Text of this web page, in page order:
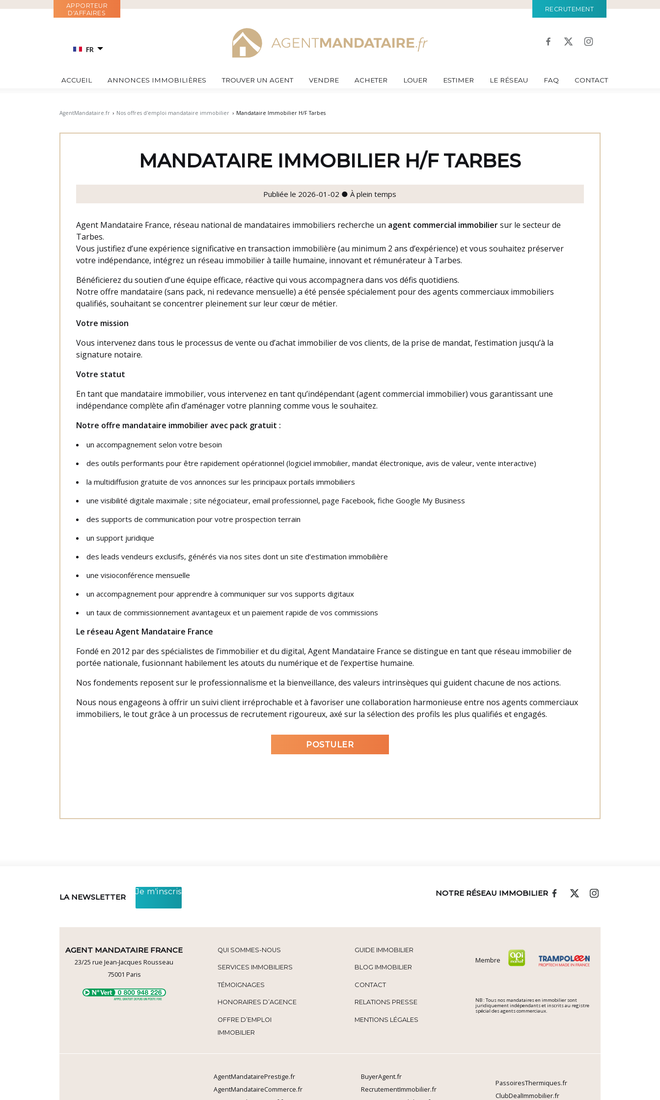
APPORTEUR
D'AFFAIRES
RECRUTEMENT
FR
RU
ACCUEIL ANNONCES IMMOBILIÈRES TROUVER UN AGENT VENDRE ACHETER LOUER ESTIMER LE RÉSEAU FAQ CONTACT
AgentMandataire.fr › Nos offres d'emploi mandataire immobilier › Mandataire Immobilier H/F Tarbes
MANDATAIRE IMMOBILIER H/F TARBES
Publiée le 2026-01-02 ● À plein temps
Agent Mandataire France, réseau national de mandataires immobiliers recherche un agent commercial immobiliersur le secteur de
Tarbes.
Vous justifiez d’une expérience significative en transaction immobilière (au minimum 2 ans d’expérience) et vous souhaitez préserver
votre indépendance, intégrez un réseau immobilier à taille humaine, innovant et rémunérateur à Tarbes.
Bénéficierez du soutien d’une équipe efficace, réactive qui vous accompagnera dans vos défis quotidiens.
Notre offre mandataire (sans pack, ni redevance mensuelle) a été pensée spécialement pour des agents commerciaux immobiliers
qualifiés, souhaitant se concentrer pleinement sur leur cœur de métier.
Votre mission
Vous intervenez dans tous le processus de vente ou d’achat immobilier de vos clients, de la prise de mandat, l’estimation jusqu’à la
signature notaire.
Votre statut
En tant que mandataire immobilier, vous intervenez en tant qu’indépendant (agent commercial immobilier) vous garantissant une
indépendance complète afin d’aménager votre planning comme vous le souhaitez.
Notre offre mandataire immobilier avec pack gratuit :
un accompagnement selon votre besoin
des outils performants pour être rapidement opérationnel (logiciel immobilier, mandat électronique, avis de valeur, vente interactive)
la multidiffusion gratuite de vos annonces sur les principaux portails immobiliers
une visibilité digitale maximale ; site négociateur, email professionnel, page Facebook, fiche Google My Business
des supports de communication pour votre prospection terrain
un support juridique
des leads vendeurs exclusifs, générés via nos sites dont un site d’estimation immobilière
une visioconférence mensuelle
un accompagnement pour apprendre à communiquer sur vos supports digitaux
un taux de commissionnement avantageux et un paiement rapide de vos commissions
Le réseau Agent Mandataire France
Fondé en 2012 par des spécialistes de l’immobilier et du digital, Agent Mandataire France se distingue en tant que réseau immobilier de
portée nationale, fusionnant habilement les atouts du numérique et de l’expertise humaine.
Nos fondements reposent sur le professionnalisme et la bienveillance, des valeurs intrinsèques qui guident chacune de nos actions.
Nous nous engageons à offrir un suivi client irréprochable et à favoriser une collaboration harmonieuse entre nos agents commerciaux
immobiliers, le tout grâce à un processus de recrutement rigoureux, axé sur la sélection des profils les plus qualifiés et engagés.
POSTULER
LA NEWSLETTER
Je m'inscris NOTRE RÉSEAU IMMOBILIER
AGENT MANDATAIRE FRANCE
23/25 rue Jean-Jacques Rousseau
75001 Paris
QUI SOMMES-NOUS
SERVICES IMMOBILIERS
TÉMOIGNAGES
HONORAIRES D’AGENCE
OFFRE D’EMPLOI
IMMOBILIER
GUIDE IMMOBILIER
BLOG IMMOBILIER
CONTACT
RELATIONS PRESSE
MENTIONS LÉGALES
Membre
NB : Tous nos mandataires en immobilier sont
juridiquement indépendants et inscrits au registre
spécial des agents commerciaux.
AgentMandatairePrestige.fr
AgentMandataireCommerce.fr
BuyerAgent.fr
RecrutementImmobilier.fr
PassoiresThermiques.fr
ClubDealImmobilier.fr